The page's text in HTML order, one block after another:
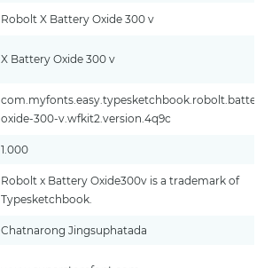
Robolt X Battery Oxide 300 v
X Battery Oxide 300 v
com.myfonts.easy.typesketchbook.robolt.battery-
oxide-300-v.wfkit2.version.4q9c
1.000
Robolt x Battery Oxide300v is a trademark of
Typesketchbook.
Chatnarong Jingsuphatada